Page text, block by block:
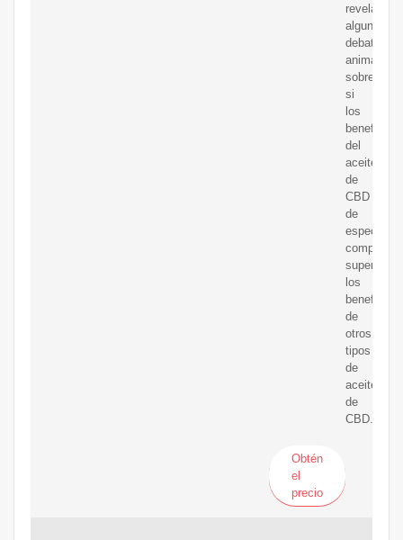
revelará
algunos
debates
animados
sobre
si
los
beneficios
del
aceite
de
CBD
de
espectro
completo
superan
los
beneficios
de
otros
tipos
de
aceite
de
CBD.
Obtén
el
precio